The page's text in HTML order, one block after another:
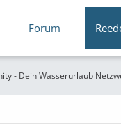
Forum
- Dein Wasserurlaub